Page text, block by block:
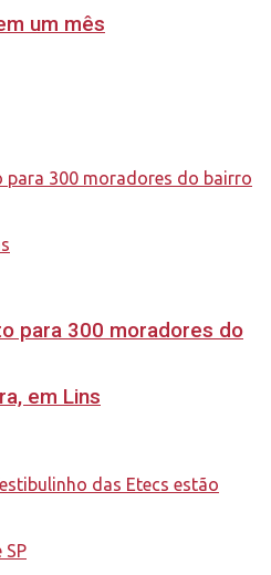
um mês
para 300 moradores do
em Lins